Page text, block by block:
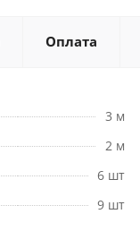
Оплата
3 м
2 м
6 шт
9 шт